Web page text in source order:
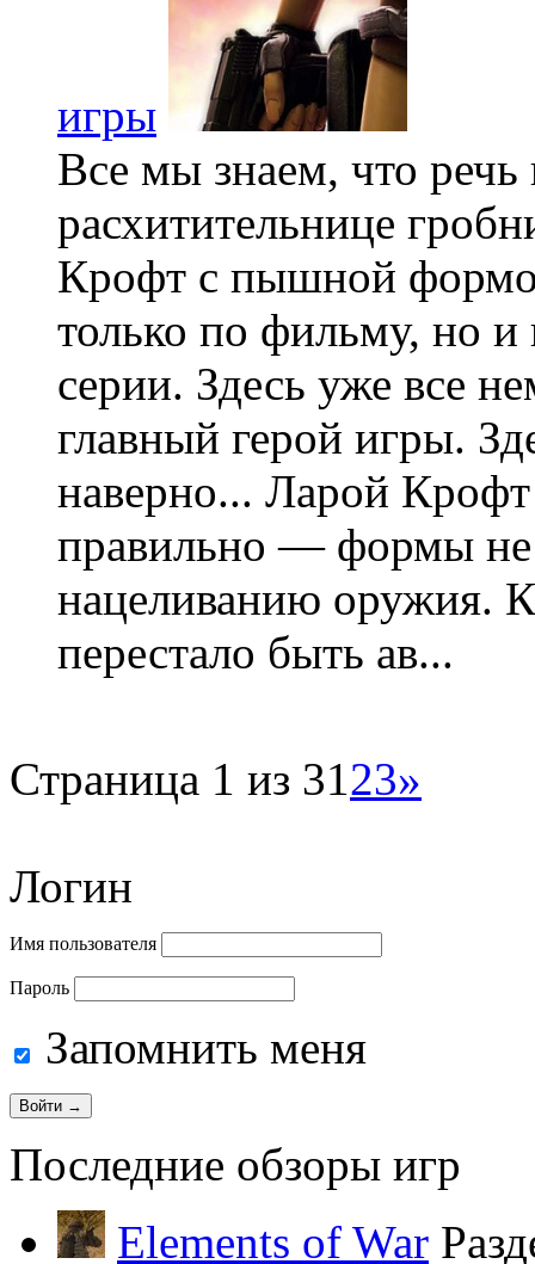
игры
Все мы знаем, что речь
расхитительнице
Крофт с пышной
только по фильму, но
серии. Здесь уже все
главный герой игры.
наверно... Ларой
правильно — формы
нацеливанию оружия.
перестало быть ав...
Страница 1 из 3123»
Логин
Имя пользователя
Пароль
Запомнить меня
Последние обзоры игр
Elements of War